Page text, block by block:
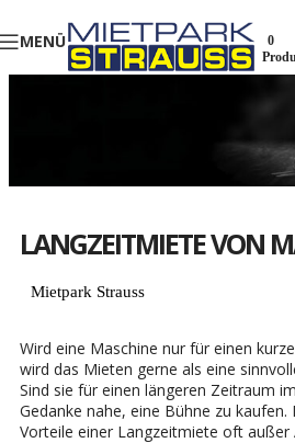
MENÜ
0
LANGZEITMIETE VON
Mietpark Strauss
Wird eine Maschine nur für einen
wird das Mieten gerne als eine
Sind sie für einen längeren Zeitraum
Gedanke nahe, eine Bühne zu
Vorteile einer Langzeitmiete oft außer